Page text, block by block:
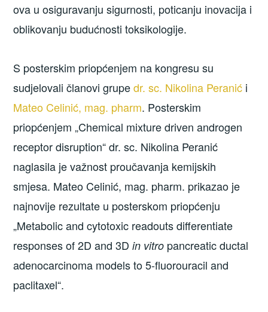
ova u osiguravanju sigurnosti, poticanju inovacija i
oblikovanju budućnosti toksikologije.
S posterskim priopćenjem na kongresu su
sudjelovali članovi grupedr. sc. Nikolina Peranić i
Mateo Celinić, mag. pharm. Posterskim
priopćenjem „Chemical mixture driven androgen
receptor disruption“ dr. sc. Nikolina Peranić
naglasila je važnost proučavanja kemijskih
smjesa. Mateo Celinić, mag. pharm. prikazao je
najnovije rezultate u posterskom priopćenju
„Metabolic and cytotoxic readouts differentiate
responses of 2D and 3Din vitro pancreatic ductal
adenocarcinoma models to 5-fluorouracil and
paclitaxel“.